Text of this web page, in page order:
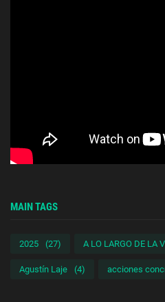
MAIN TAGS
2025 (27) A LO LARGO DE LA
Agustín Laje (4) acciones